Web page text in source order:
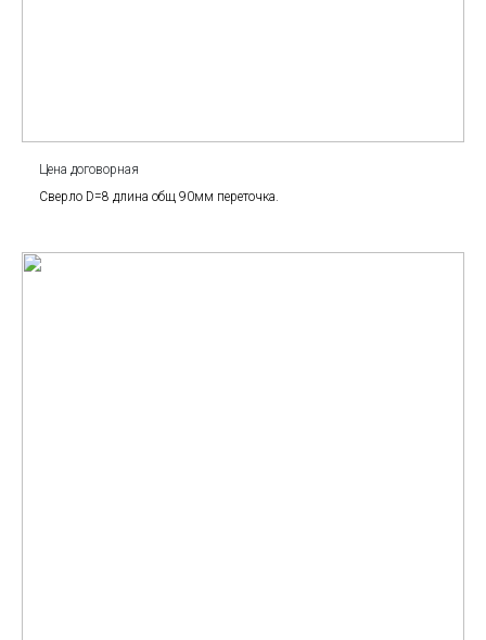
Цена договорная
Сверло D=8 длина общ 90мм переточка.